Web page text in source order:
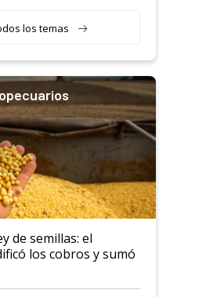
los temas
de semillas: el
los cobros y sumó